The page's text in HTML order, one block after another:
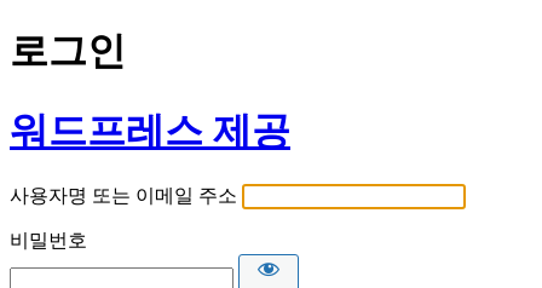
로그인
워드프레스 제공
사용자명 또는 이메일 주소
비밀번호